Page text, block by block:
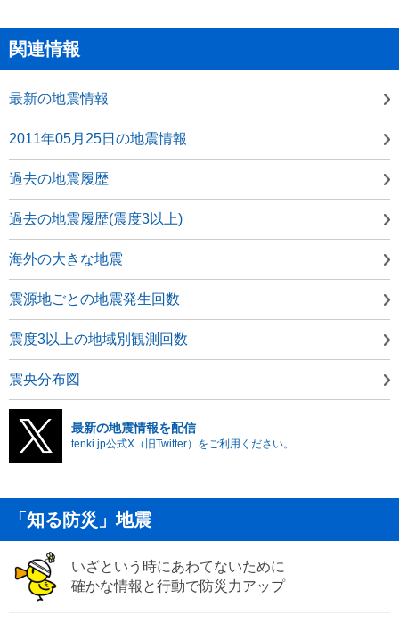
関連情報
最新の地震情報
2011年05月25日の地震情報
過去の地震履歴
過去の地震履歴(震度3以上)
海外の大きな地震
震源地ごとの地震発生回数
震度3以上の地域別観測回数
震央分布図
最新の地震情報を配信
tenki.jp公式X（旧Twitter）をご利用ください。
「知る防災」地震
いざという時にあわてないために
確かな情報と行動で防災力アップ